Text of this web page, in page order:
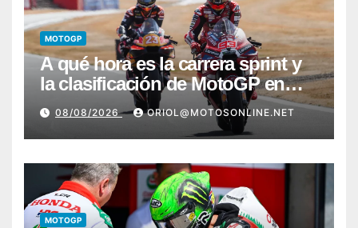
MOTOGP
A qué hora es la carrera sprint y
la clasificación de MotoGP en
Silverstone
08/08/2026 ORIOL@MOTOSONLINE.NET
MOTOGP